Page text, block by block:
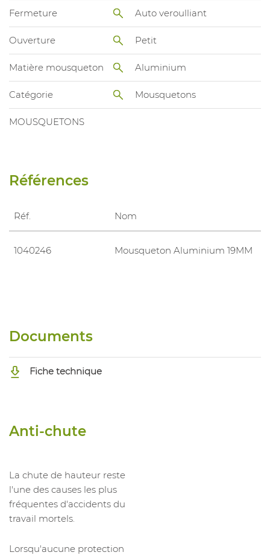
Fermeture Auto veroulliant
Ouverture Petit
Matière mousqueton Aluminium
Catégorie Mousquetons
MOUSQUETONS
Références
Réf. Nom
1040246 Mousqueton Aluminium 19MM
Documents
Fiche technique
Anti-chute
La chute de hauteur reste
l'une des causes les plus
fréquentes d'accidents du
travail mortels.
Lorsqu'aucune protection